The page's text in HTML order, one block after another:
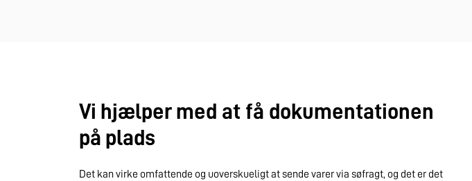
Vi hjælper med at få dokumentationen
på plads
Det kan virke omfattende og uoverskueligt at sende varer via søfragt, og det er det